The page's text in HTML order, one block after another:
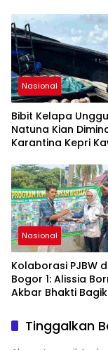
Sumber Inspirasi
Generasi Muda,
Usaha, Pemerintah,
maupun
Kepentingan
bersama-sama
Memberikan
bagi
Nasional.
Nasional
Bibit Kelapa
Natuna Kian
Karantina Kepri
Bintan
Nasional
Kolaborasi PJBW
Bogor 1: Alissia
Akbar Bhakti
Cibinong
Tinggalkan